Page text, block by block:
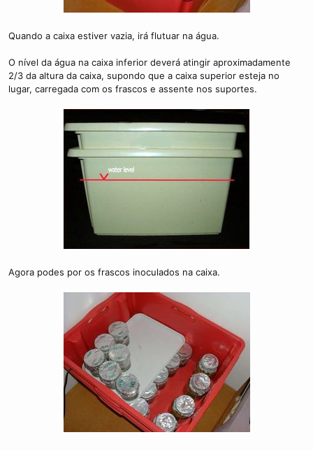
Quando a caixa estiver vazia, irá flutuar na água.
O nível da água na caixa inferior deverá atingir aproximadamente
2/3 da altura da caixa, supondo que a caixa superior esteja no
lugar, carregada com os frascos e assente nos suportes.
Agora podes por os frascos inoculados na caixa.